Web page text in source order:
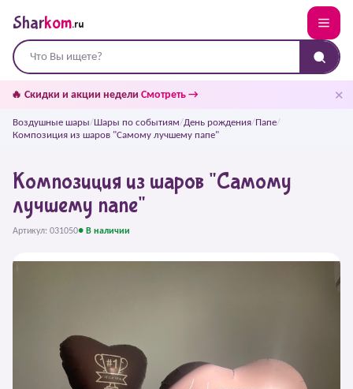
Sharkom.ru
🔥 Скидки и акции недели Смотреть → ✕
Воздушные шары/Шары по событиям/День рождения/Папе/
Композиция из шаров "Самому лучшему папе"
Композиция из шаров "Самому
лучшему папе"
Артикул: 031050● В наличии